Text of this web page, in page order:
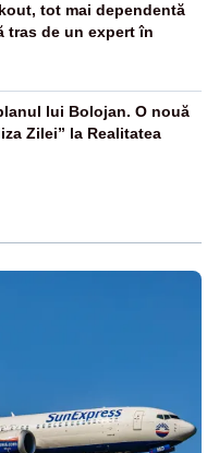
tot mai dependentă
tras de un expert în
lui Bolojan. O nouă
Zilei” la Realitatea